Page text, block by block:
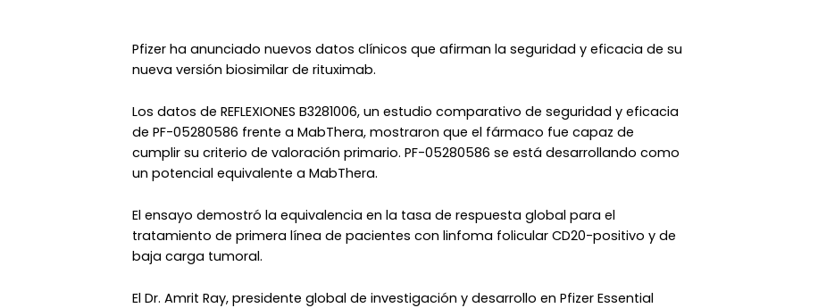
Pfizer ha anunciado nuevos datos clínicos que afirman la seguridad y eficacia de su
nueva versión biosimilar de rituximab.
Los datos de REFLEXIONES B3281006, un estudio comparativo de seguridad y eficacia
de PF-05280586 frente a MabThera, mostraron que el fármaco fue capaz de
cumplir su criterio de valoración primario. PF-05280586 se está desarrollando como
un potencial equivalente a MabThera.
El ensayo demostró la equivalencia en la tasa de respuesta global para el
tratamiento de primera línea de pacientes con linfoma folicular CD20-positivo y de
baja carga tumoral.
El Dr. Amrit Ray, presidente global de investigación y desarrollo en Pfizer Essential